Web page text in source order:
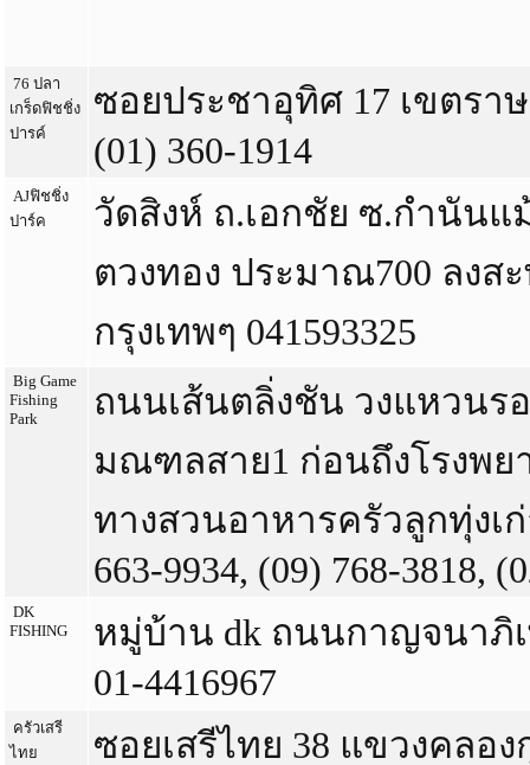
76 ปลา
เกร็ดฟิชชิ่ง
ปารค์
ซอยประชาอุทิศ 17 เขตร
(01) 360-1914
AJฟิชชิ่ง
ปาร์ค
วัดสิงห์ ถ.เอกชัย ซ.กำนันแ
ตวงทอง ประมาณ700 ลงส
กรุงเทพๆ 041593325
Big Game
Fishing
Park
ถนนเส้นตลิ่งชัน วงแหวนร
มณฑลสาย1 ก่อนถึงโรงพย
ทางสวนอาหารครัวลูกทุ่งเ
663-9934, (09) 768-3818,
DK
FISHING
หมู่บ้าน dk ถนนกาญจนาภิ
01-4416967
ครัวเสรี
ไทย
ซอยเสรีไทย 38 แขวงคลอ